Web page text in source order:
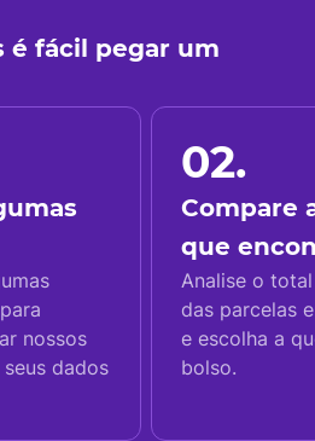
é fácil pegar um
nossos
dados
02.
Compare
que
Analise o
das parcelas
e escolha a
bolso.